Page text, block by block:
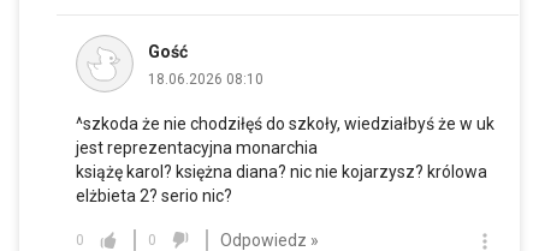
Gość
18.06.2026 08:10
^szkoda że nie chodziłęś do szkoły, wiedziałbyś że w uk
jest reprezentacyjna monarchia
książę karol? księżna diana? nic nie kojarzysz? królowa
elżbieta 2? serio nic?
0 0 Odpowiedz »